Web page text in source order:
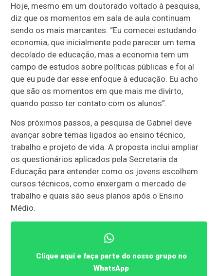
Hoje, mesmo em um doutorado voltado à pesquisa,
diz que os momentos em sala de aula continuam
sendo os mais marcantes. “Eu comecei estudando
economia, que inicialmente pode parecer um tema
decolado de educação, mas a economia tem um
campo de estudos sobre políticas públicas e foi aí
que eu pude dar esse enfoque à educação. Eu acho
que são os momentos em que mais me divirto,
quando posso ter contato com os alunos”.
Nos próximos passos, a pesquisa de Gabriel deve
avançar sobre temas ligados ao ensino técnico,
trabalho e projeto de vida. A proposta inclui ampliar
os questionários aplicados pela Secretaria da
Educação para entender como os jovens escolhem
cursos técnicos, como enxergam o mercado de
trabalho e quais são seus planos após o Ensino
Médio.
Clique aqui e faça parte do nosso grupo no
WhatsApp